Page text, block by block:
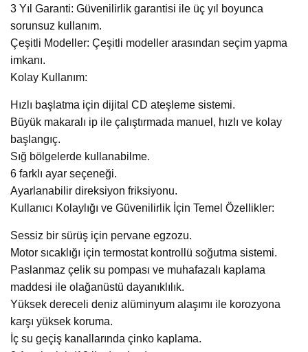
3 Yıl Garanti: Güvenilirlik garantisi ile üç yıl boyunca
sorunsuz kullanım.
Çeşitli Modeller: Çeşitli modeller arasından seçim yapma
imkanı.
Kolay Kullanım:
Hızlı başlatma için dijital CD ateşleme sistemi.
Büyük makaralı ip ile çalıştırmada manuel, hızlı ve kolay
başlangıç.
Sığ bölgelerde kullanabilme.
6 farklı ayar seçeneği.
Ayarlanabilir direksiyon friksiyonu.
Kullanıcı Kolaylığı ve Güvenilirlik İçin Temel Özellikler:
Sessiz bir sürüş için pervane egzozu.
Motor sıcaklığı için termostat kontrollü soğutma sistemi.
Paslanmaz çelik su pompası ve muhafazalı kaplama
maddesi ile olağanüstü dayanıklılık.
Yüksek dereceli deniz alüminyum alaşımı ile korozyona
karşı yüksek koruma.
İç su geçiş kanallarında çinko kaplama.